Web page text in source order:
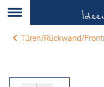
Türen/Rückwand/